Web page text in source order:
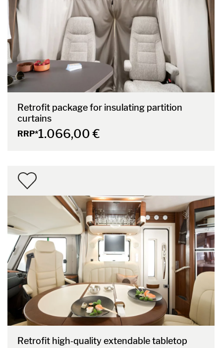
Retrofit package for insulating partition
curtains
RRP*1.066,00 €
Retrofit high‑quality extendable tabletop